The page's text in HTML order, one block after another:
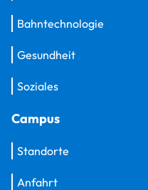
Bahntechnologie
Gesundheit
Soziales
Campus
Standorte
Anfahrt